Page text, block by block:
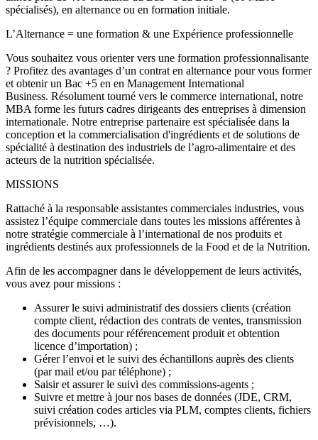
spécialisés), en alternance ou en formation initiale.
L’Alternance = une formation & une Expérience professionnelle
Vous souhaitez vous orienter vers une formation professionnalisante
? Profitez des avantages d’un contrat en alternance pour vous former
et obtenir un Bac +5 en en Management International
Business. Résolument tourné vers le commerce international, notre
MBA forme les futurs cadres dirigeants des entreprises à dimension
internationale. Notre entreprise partenaire est spécialisée dans la
conception et la commercialisation d'ingrédients et de solutions de
spécialité à destination des industriels de l’agro-alimentaire et des
acteurs de la nutrition spécialisée.
MISSIONS
Rattaché à la responsable assistantes commerciales industries, vous
assistez l’équipe commerciale dans toutes les missions afférentes à
notre stratégie commerciale à l’international de nos produits et
ingrédients destinés aux professionnels de la Food et de la Nutrition.
Afin de les accompagner dans le développement de leurs activités,
vous avez pour missions :
Assurer le suivi administratif des dossiers clients (création
compte client, rédaction des contrats de ventes, transmission
des documents pour référencement produit et obtention
licence d’importation) ;
Gérer l’envoi et le suivi des échantillons auprès des clients
(par mail et/ou par téléphone) ;
Saisir et assurer le suivi des commissions-agents ;
Suivre et mettre à jour nos bases de données (JDE, CRM,
suivi création codes articles via PLM, comptes clients, fichiers
prévisionnels, …).